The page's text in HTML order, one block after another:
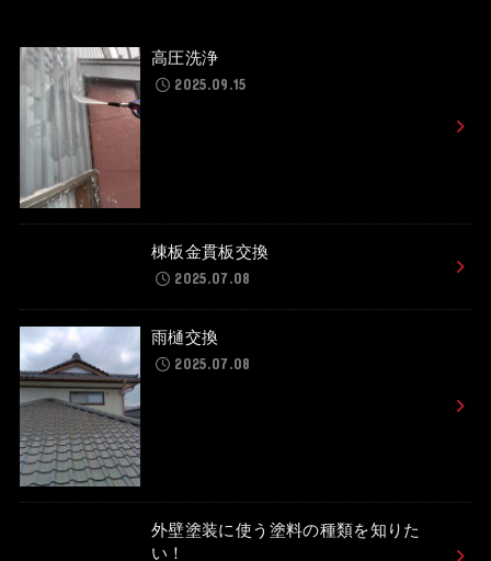
高圧洗浄
2025.09.15
棟板金貫板交換
2025.07.08
雨樋交換
2025.07.08
外壁塗装に使う塗料の種類を知りた
い！